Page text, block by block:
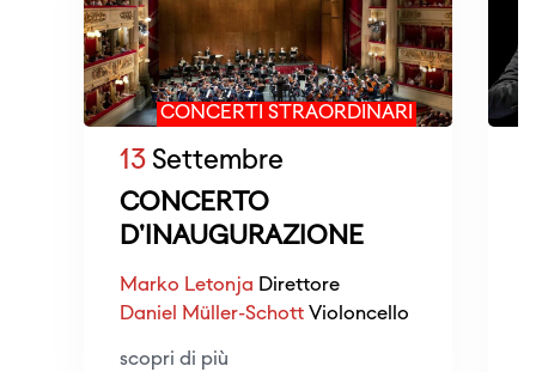
CONCERTI STRAORDINARI
13 Settembre
CONCERTO
D'INAUGURAZIONE
Marko Letonja Direttore
Daniel Müller-Schott Violoncello
scopri di più